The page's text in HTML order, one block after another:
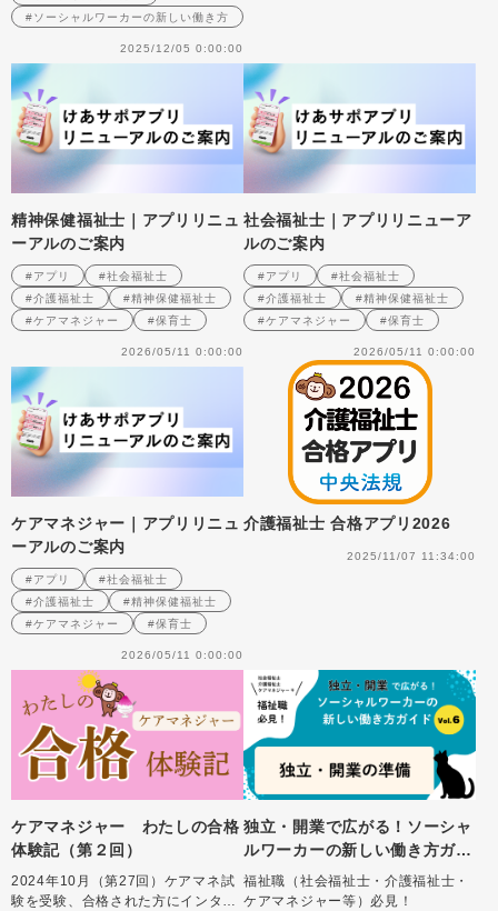
#ソーシャルワーカーの新しい働き方
2025/12/05 0:00:00
精神保健福祉士｜アプリリニュ
ーアルのご案内
#アプリ
#社会福祉士
#介護福祉士
#精神保健福祉士
#ケアマネジャー
#保育士
2026/05/11 0:00:00
社会福祉士｜アプリリニューア
ルのご案内
#アプリ
#社会福祉士
#介護福祉士
#精神保健福祉士
#ケアマネジャー
#保育士
2026/05/11 0:00:00
ケアマネジャー｜アプリリニュ
ーアルのご案内
#アプリ
#社会福祉士
#介護福祉士
#精神保健福祉士
#ケアマネジャー
#保育士
2026/05/11 0:00:00
介護福祉士 合格アプリ2026
2025/11/07 11:34:00
ケアマネジャー わたしの合格
体験記（第２回）
2024年10月（第27回）ケアマネ試
験を受験、合格された方にインタビ
独立・開業で広がる！ソーシャ
ルワーカーの新しい働き方ガイ
ド Vol.６ 独立・開業の準備
福祉職（社会福祉士・介護福祉士・
ケアマネジャー等）必見！